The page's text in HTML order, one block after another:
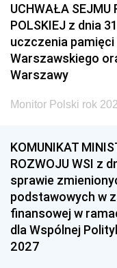
UCHWAŁA SEJMU
POLSKIEJ z dnia
uczczenia
Warszawskiego
Warszawy
Monitor Polski rok
KOMUNIKAT
ROZWOJU WSI z
sprawie
podstawowych w
finansowej w
dla Wspólnej
2027